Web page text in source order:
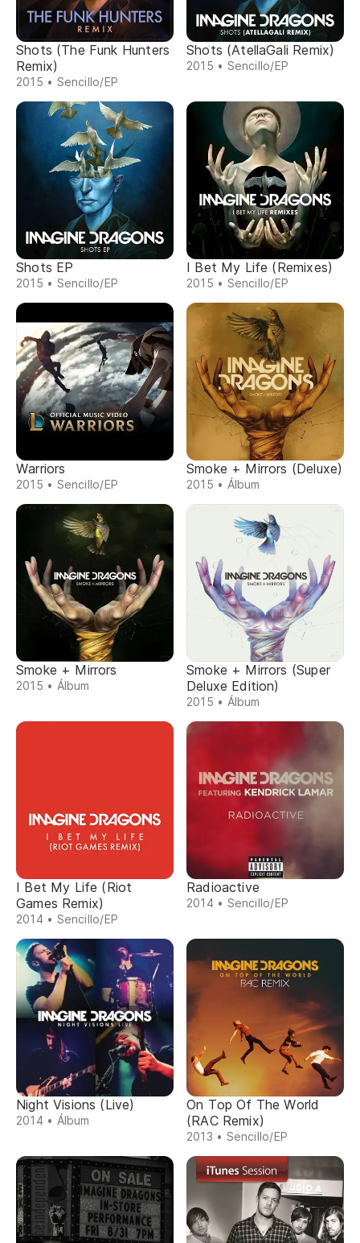
Shots (The Funk Hunters
Remix)
2015 • Sencillo/EP
Shots (AtellaGali Remix)
2015 • Sencillo/EP
Shots EP
2015 • Sencillo/EP
I Bet My Life (Remixes)
2015 • Sencillo/EP
Warriors
2015 • Sencillo/EP
Smoke + Mirrors (Deluxe)
2015 • Álbum
Smoke + Mirrors
2015 • Álbum
Smoke + Mirrors (Super
Deluxe Edition)
2015 • Álbum
I Bet My Life (Riot
Games Remix)
2014 • Sencillo/EP
Radioactive
2014 • Sencillo/EP
Night Visions (Live)
2014 • Álbum
On Top Of The World
(RAC Remix)
2013 • Sencillo/EP